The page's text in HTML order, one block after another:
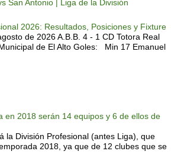
San Antonio | Liga de la División
2026: Resultados, Posiciones y Fixture
de 2026 A.B.B. 4 - 1 CD Totora Real
de El Alto Goles: Min 17 Emanuel
en 2018 serán 14 equipos y 6 de ellos de
la División Profesional (antes Liga), que
2018, ya que de 12 clubes que se